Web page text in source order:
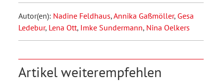
Autor(en): Nadine Feldhaus,Annika Gaßmöller, Gesa
Ledebur, Lena Ott, Imke Sundermann, Nina Oelkers
Artikel weiterempfehlen